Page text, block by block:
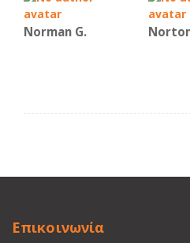
Norman G.
Επικοινωνία